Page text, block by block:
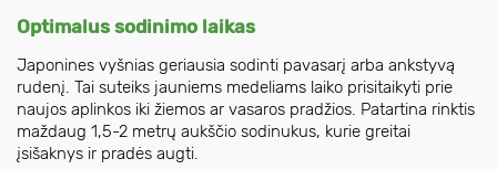
Optimalus sodinimo laikas
Japonines vyšnias geriausia sodinti pavasarį arba ankstyvą
rudenį. Tai suteiks jauniems medeliams laiko prisitaikyti prie
naujos aplinkos iki žiemos ar vasaros pradžios. Patartina rinktis
maždaug 1,5-2 metrų aukščio sodinukus, kurie greitai
įsišaknys ir pradės augti.